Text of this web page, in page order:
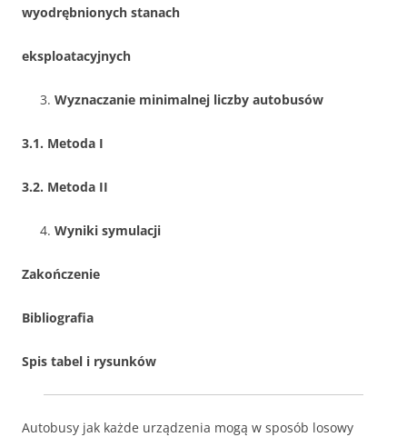
wyodrębnionych stanach
eksploatacyjnych
Wyznaczanie minimalnej liczby autobusów
3.1. Metoda I
3.2. Metoda II
Wyniki symulacji
Zakończenie
Bibliografia
Spis tabel i rysunków
Autobusy jak każde urządzenia mogą w sposób losowy